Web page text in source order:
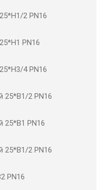
2 PN16
PN16
4 PN16
25*В1/2 PN16
25*В1 PN16
25*В1/2 PN16
PN16